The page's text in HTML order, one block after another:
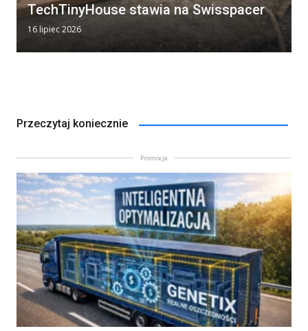
TechTinyHouse stawia na Swisspacer
16 lipiec 2026
Przeczytaj koniecznie
Promocja